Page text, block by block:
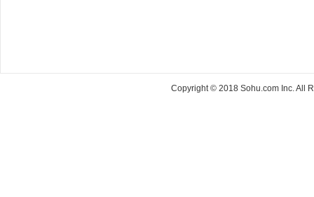
Copyright © 2018 Sohu.com Inc. All